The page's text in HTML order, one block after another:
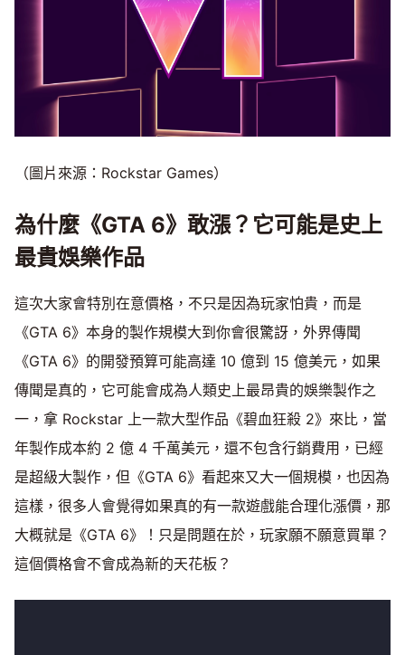
（圖片來源：Rockstar Games）
為什麼《GTA 6》敢漲？它可能是史上
最貴娛樂作品
這次大家會特別在意價格，不只是因為玩家怕貴，而是
《GTA 6》本身的製作規模大到你會很驚訝，外界傳聞
《GTA 6》的開發預算可能高達 10 億到 15 億美元，如果
傳聞是真的，它可能會成為人類史上最昂貴的娛樂製作之
一，拿 Rockstar 上一款大型作品《碧血狂殺 2》來比，當
年製作成本約 2 億 4 千萬美元，還不包含行銷費用，已經
是超級大製作，但《GTA 6》看起來又大一個規模，也因為
這樣，很多人會覺得如果真的有一款遊戲能合理化漲價，那
大概就是《GTA 6》！只是問題在於，玩家願不願意買單？
這個價格會不會成為新的天花板？